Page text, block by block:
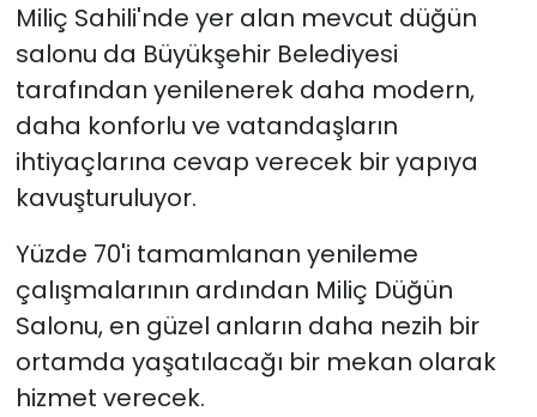
Miliç Sahili'nde yer alan mevcut düğün
salonu da Büyükşehir Belediyesi
tarafından yenilenerek daha modern,
daha konforlu ve vatandaşların
ihtiyaçlarına cevap verecek bir yapıya
kavuşturuluyor.
Yüzde 70'i tamamlanan yenileme
çalışmalarının ardından Miliç Düğün
Salonu, en güzel anların daha nezih bir
ortamda yaşatılacağı bir mekan olarak
hizmet verecek.